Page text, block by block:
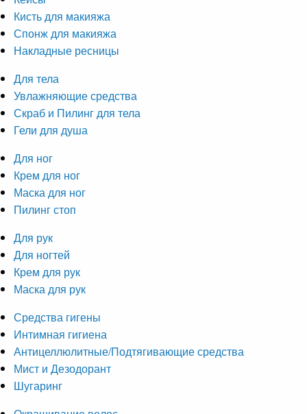
Кисть для макияжа
Спонж для макияжа
Накладные ресницы
Для тела
Увлажняющие средства
Скраб и Пилинг для тела
Гели для душа
Для ног
Крем для ног
Маска для ног
Пилинг стоп
Для рук
Для ногтей
Крем для рук
Маска для рук
Средства гигены
Интимная гигиена
Антицеллюлитные/Подтягивающие средства
Мист и Дезодорант
Шугаринг